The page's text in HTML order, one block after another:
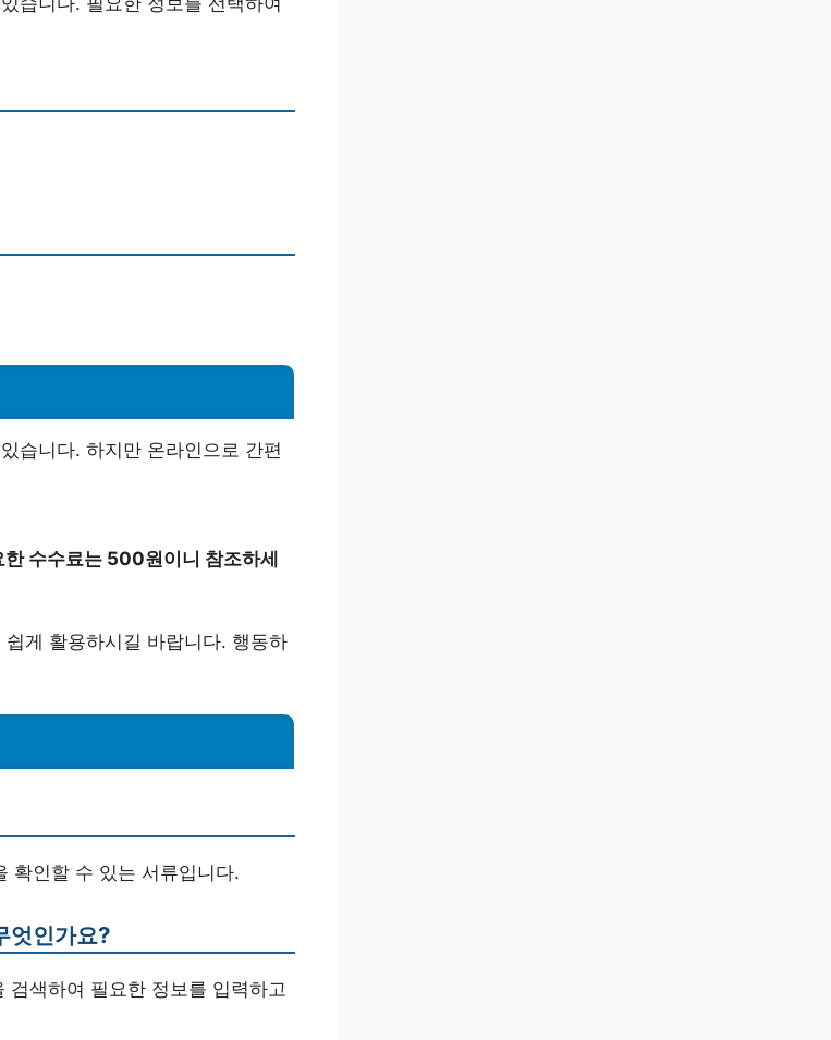
습니다. 하지만 온라인으로 간편
수수료는 500원이니 참조하세
게 활용하시길 바랍니다. 행동하
확인할 수 있는 서류입니다.
엇인가요?
색하여 필요한 정보를 입력하고